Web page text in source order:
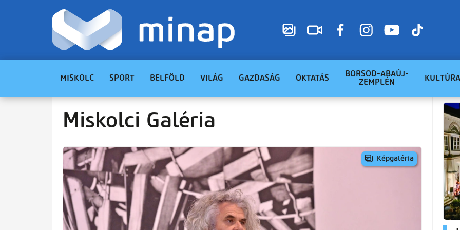
MISKOLC SPORT BELFÖLD VILÁG GAZDASÁG OKTATÁS
BORSOD-ABAÚJ-
ZEMPLÉN
KULTÚRA
Miskolci Galéria
Képgaléria